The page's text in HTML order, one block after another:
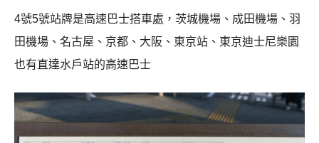
4號5號站牌是高速巴士搭車處，茨城機場、成田機場、羽
田機場、名古屋、京都、大阪、東京站、東京迪士尼樂園
也有直達水戶站的高速巴士